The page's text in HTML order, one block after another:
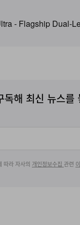
한다. DJI 측 변호인
영구 금지 명령 까
은 해당 기기가 선
로 반격에 나섰다.
사 고유 지식재산권
, 텔레메트리 오버
되어 있으며,
Osmo 360
히며, DJI의 공격
- Flagship Dual-
독해 최신 뉴스를
따라 자사의 개인정보수집 관련